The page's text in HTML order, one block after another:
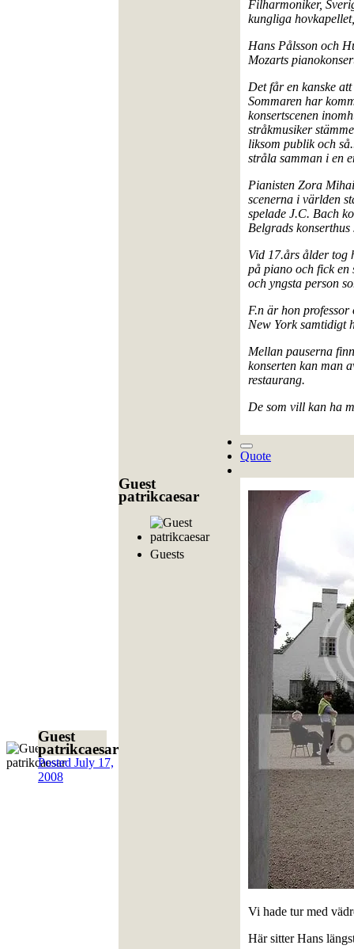
Filharmoniker,
kungliga
Hans Pålsson och
Mozarts
Det får en kanske
Sommaren har
konsertscenen
stråkmusiker
liksom publik och
stråla samman i en
Pianisten Zora
scenerna i världen
spelade J.C. Bach
Belgrads
Vid 17.års ålder tog
på piano och fick en
och yngsta person
F.n är hon
New York samtidigt
Mellan pauserna
konserten kan man
restaurang.
De som vill kan ha
Quote
Guest
patrikcaesar
Posted July 17,
2008
Guest
patrikcaesar
Guests
Vi hade tur med
Här sitter Hans